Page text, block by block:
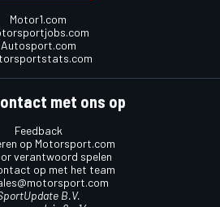
Motor1.com
Autosport.com
met ons op
Feedback
op Motorsport.com
verantwoord spelen
op met het team
B.V.